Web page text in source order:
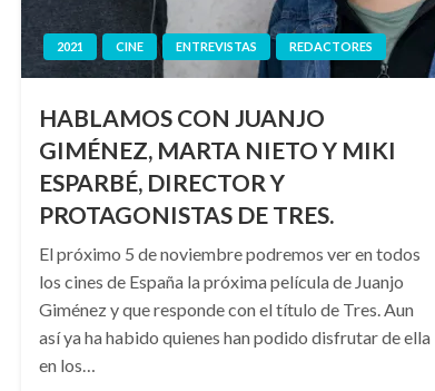
2021 CINE ENTREVISTAS REDACTORES
HABLAMOS CON JUANJO
GIMÉNEZ, MARTA NIETO Y MIKI
ESPARBÉ, DIRECTOR Y
PROTAGONISTAS DE TRES.
El próximo 5 de noviembre podremos ver en todos
los cines de España la próxima película de Juanjo
Giménez y que responde con el título de Tres. Aun
así ya ha habido quienes han podido disfrutar de ella
en los…